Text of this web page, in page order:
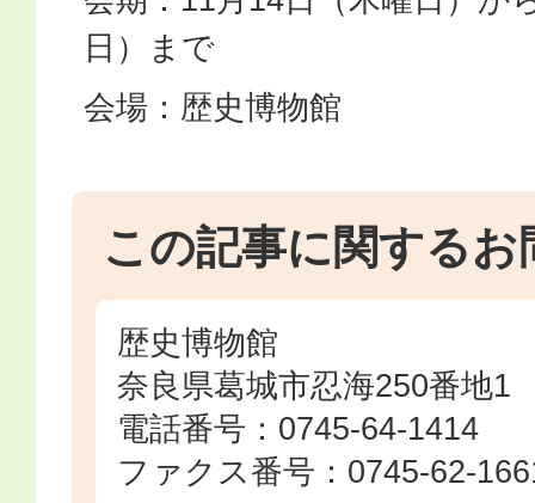
日）まで
会場：歴史博物館
この記事に関するお
歴史博物館
奈良県葛城市忍海250番地1
電話番号：0745-64-1414
ファクス番号：0745-62-